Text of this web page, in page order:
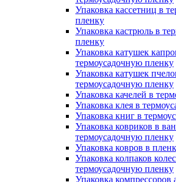
Упаковка кассетниц в
пленку
Упаковка кастрюль в
пленку
Упаковка катушек
термоусадочную пленку
Упаковка катушек
термоусадочную пленку
Упаковка качелей в
Упаковка клея в
Упаковка книг в
Упаковка ковриков в
термоусадочную пленку
Упаковка ковров в
Упаковка колпаков
термоусадочную пленку
Упаковка компрессоров